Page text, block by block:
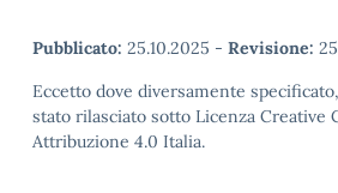
Pubblicato: 25.10.2025 - Revisione:
Eccetto dove diversamente
stato rilasciato sotto Licenza Creative
Attribuzione 4.0 Italia.